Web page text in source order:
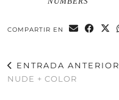
COMPARTIR EN
ENTRADA ANTERIOR
NUDE + COLOR